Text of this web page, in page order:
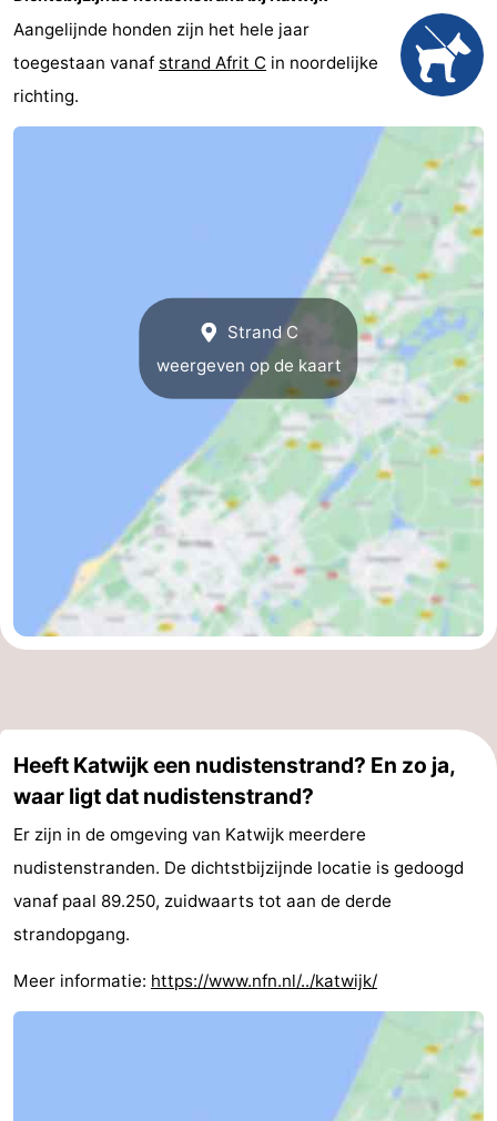
Aangelijnde honden zijn het hele jaar
toegestaan vanaf strand Afrit C in noordelijke
richting.
Strand C
weergeven op de kaart
Heeft Katwijk een nudistenstrand? En zo ja,
waar ligt dat nudistenstrand?
Er zijn in de omgeving van Katwijk meerdere
nudistenstranden. De dichtstbijzijnde locatie is gedoogd
vanaf paal 89.250, zuidwaarts tot aan de derde
strandopgang.
Meer informatie: https://www.nfn.nl/../katwijk/